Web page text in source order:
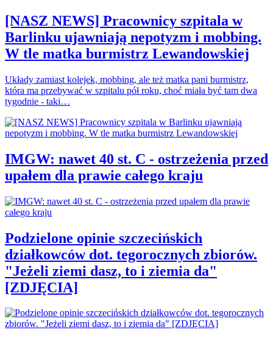
[NASZ NEWS] Pracownicy szpitala w
Barlinku ujawniają nepotyzm i mobbing.
W tle matka burmistrz Lewandowskiej
Układy zamiast kolejek, mobbing, ale też matka pani burmistrz,
która ma przebywać w szpitalu pół roku, choć miała być tam dwa
tygodnie - taki…
IMGW: nawet 40 st. C - ostrzeżenia przed
upałem dla prawie całego kraju
Podzielone opinie szczecińskich
działkowców dot. tegorocznych zbiorów.
"Jeżeli ziemi dasz, to i ziemia da"
[ZDJĘCIA]